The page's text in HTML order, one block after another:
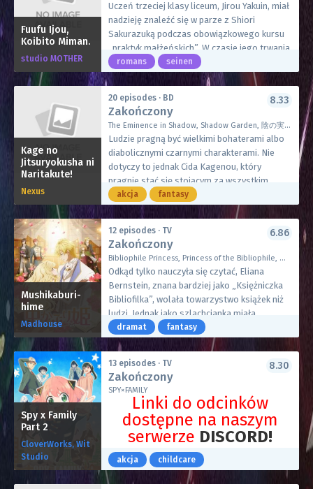
uwagę przybyłych na miejsce Łowców
Demonów, otrzymuje ofertę pracy w Biurze
Bezpieczeństwa Publicznego jako jeden z
nich. Mając teraz możliwość walki z
najsilniejszymi przeciwnikami, Denji nie cofnie
się przed niczym, by spełnić swoje marzenia.
Zainspirowani tym, jak wiele lat temu Fushi
chronił wyspę Janada przed kołatnikami,
Strażnicy zyskali znaczną liczbę zwolenników
i są rozpoznawani na całym świecie.
Początkowo niechętny Fushi pozwala
Strażnikom towarzyszyć mu w miejscu
niedawnego ataku. W swojej wiosce Fushi
spotyka kilku cennych sojuszników, zarówno
nowych, jak i starych. Ale ponieważ konflikt z
kołatnikami prowadzi tylko do większych
strat, Fushi musi znaleźć wewnętrzną siłę, by
stawić czoła nieuchronnemu smutkowi.
Fuufu Ijou,
Koibito Miman.
studio MOTHER
Uczeń trzeciej klasy liceum, Jirou Yakuin, miał
nadzieję znaleźć się w parze z Shiori
Sakurazuką podczas obowiązkowego kursu
„praktyk małżeńskich”. W czasie jego trwania
uczniowie muszą pokazać, że posiadają cechy
niezbędne do życia z partnerem przeciwnej
poziom harmonii oceniającemu ich
monitoringowi.
Niestety, przypadek sprawił, że nieco
wycofany Jirou trafił w parze na swoje
kompletne przeciwieństwo, gyaru Akari
Watanabe. Ta jednak liczyła na przydzielenie
do Minamiego Tenjina, w którym jest
zakochana.
Ich nadzieje zostają całkowicie pogrzebane,
gdy dowiadują się, że do tej samej pary
przydzielono Shiori i Minamiego. W związku z
tym niechętnie decydują się na współpracę, by
znaleźć się w najlepszej dziesiątce, co
pozwoliłoby im na wymianę partnerów za
zgodą drugiej pary. W tym celu Jirou daje
Akari pospiesznego buziaka na pożegnanie,
nie wiedząc, że tym samym kradnie jej
pierwszy pocałunek…
romans seinen
Kage no
Jitsuryokusha ni
Naritakute!
Nexus
20 episodes · BD
Zakończony
The Eminence in Shadow, Shadow Garden, 陰の実力者になりたくて！
8.33
Ludzie pragną być wielkimi bohaterami albo
diabolicznymi czarnymi charakterami. Nie
dotyczy to jednak Cida Kagenou, który
pragnie stać się stojącym za wszystkim
mistrzem, który pociąga za sznurki i napędza
machinacjami całą historię. W swoim
nie był w stanie tego osiągnąć. Ale teraz, gdy
odrodził się w świecie magii, stanie się
prawdziwą szarą eminencją!
Udając przeciętnego człowieka, Cid rekrutuje
ludzi do swojej (fałszywej) organizacji,
Shadow Garden, której celem jest
zlikwidowanie działającego w cieniu kultu.
Improwizując, Cid prowadzi swoją (fałszywą)
organizację przeciwko obrzydliwemu (ale
zaskakująco realnemu) kultowi Diabolos.
akcja fantasy
Mushikaburi-
hime
Madhouse
12 episodes · TV
Zakończony
Bibliophile Princess, Princess of the Bibliophile, 虫かぶり姫
6.86
Odkąd tylko nauczyła się czytać, Eliana
Bernstein, znana bardziej jako „Księżniczka
Bibliofilka”, wolała towarzystwo książek niż
ludzi. Jednak jako szlachcianka miała
obowiązek znaleźć sobie zalotnika. Na
szczęście książę korony, Christopher Selkirk
jego narzeczoną tylko z nazwy, a on będzie
chronił jej wolny czas.
Spędzone wspólnie lata są błogie, a Eliana
uczy się otwierać na innych. Jednak wszystko,
co dobre, musi się kiedyś skończyć. Dla
Eliany, która kocha książki bardziej niż ludzi,
zakończenie fałszywego związku nie
powinno być trudne. Ale kiedy Christopher
zbliża się do innej dziewczyny, Eliana zaczyna
dramat fantasy
Spy x Family
Part 2
CloverWorks, Wit
Studio
13 episodes · TV
Zakończony
SPY×FAMILY
8.30
Linki do odcinków
dostępne na naszym
serwerze DISCORD!
Kontynuacja niecodziennych przygód i
perypetii wyjątkowej rodziny Forger
przedstawionej w pierwszej części „Spy x
akcja childcare